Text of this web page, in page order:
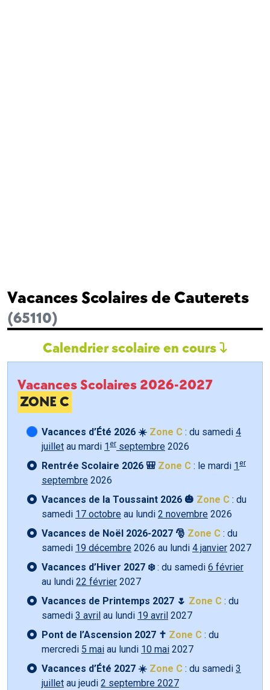
Vacances Scolaires de Cauterets
(65110)
Calendrier scolaire en cours
Vacances Scolaires 2026-2027
ZONE C
Vacances d’Été 2026 ☀️ Zone C : du samedi 4
juillet au mardi 1 er septembre 2026
Rentrée Scolaire 2026 🎒 Zone C : le mardi 1 er
septembre 2026
Vacances de la Toussaint 2026 🎃 Zone C : du
samedi 17 octobre au lundi 2 novembre 2026
Vacances de Noël 2026-2027 🎅 Zone C : du
samedi 19 décembre 2026 au lundi 4 janvier 2027
Vacances d’Hiver 2027 ❄️: du samedi 6 février
au lundi 22 février 2027
Vacances de Printemps 2027 🌷 Zone C : du
samedi 3 avril au lundi 19 avril 2027
Pont de l’Ascension 2027 ✝️ Zone C : du
mercredi 5 mai au lundi 10 mai 2027
Vacances d’Été 2027 ☀️ Zone C : du samedi 3
juillet au jeudi 2 septembre 2027